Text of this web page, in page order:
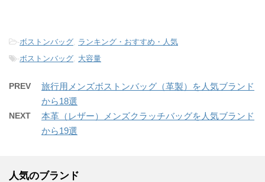
-ボストンバッグ ランキング・おすすめ・人気
-ボストンバッグ 大容量
PREV
旅行用メンズボストンバッグ（革製）を人気ブランド
から18選
NEXT
本革（レザー）メンズクラッチバッグを人気ブランド
から19選
人気のブランド